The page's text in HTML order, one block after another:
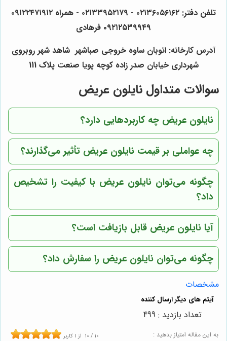
تلفن دفتر: ۰۲۱۳۶۰۵۶۱۶۲ - ۰۲۱۳۳۹۵۲۱۷۹ - همراه ۰۹۱۲۲۴۷۱۹۱۲
۰۹۲۱۲۵۳۹۹۴۹ فرهادی
آدرس کارخانه: اتوبان ساوه خروجی صباشهر شاهد شهر روبروی
شهرداری خیابان صدر زاده کوچه پویا صنعت پلاک 111
سوالات متداول نایلون عریض
نایلون عریض چه کاربردهایی دارد؟
چه عواملی بر قیمت نایلون عریض تأثیر می‌گذارند؟
چگونه می‌توان نایلون عریض با کیفیت را تشخیص
داد؟
آیا نایلون عریض قابل بازیافت است؟
چگونه می‌توان نایلون عریض را سفارش داد؟
مشخصات
به این مقاله امتیاز بدهید : 10 / 10 از 1 کاربر
تعداد بازدید : 499